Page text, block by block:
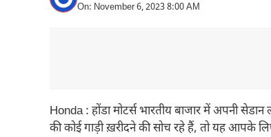
On: November 6, 2023 8:00 AM
Honda : होंडा मोटर्स भारतीय बाजार में अपनी
की कोई गाड़ी ख़रीदने की सोच रहे हैं, तो यह आपके